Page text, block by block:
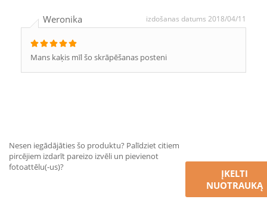
Weronika izdošanas datums 2018/04/11
Mans kaķis mīl šo skrāpēšanas posteni
Nesen iegādājāties šo produktu? Palīdziet citiem
pircējiem izdarīt pareizo izvēli un pievienot
fotoattēlu(-us)?
ĮKELTI
NUOTRAUKĄ